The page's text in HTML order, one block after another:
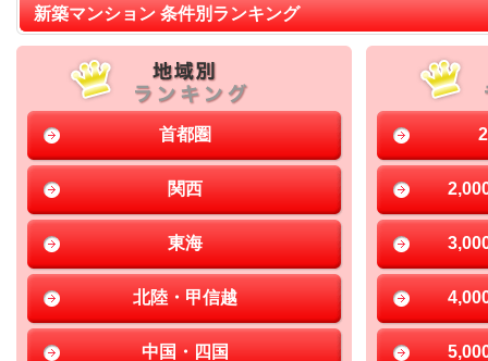
新築マンション 条件別ランキング
首都圏
関西
東海
北陸・甲信越
中国・四国